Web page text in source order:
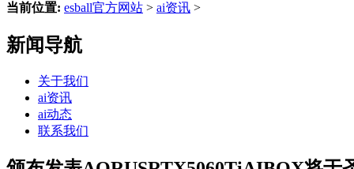
当前位置: esball官方网站 > ai资讯 >
新闻导航
关于我们
ai资讯
ai动态
联系我们